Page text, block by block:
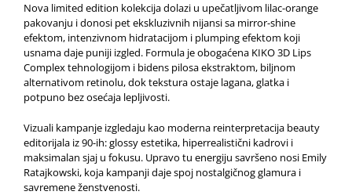
Nova limited edition kolekcija dolazi u upečatljivom lilac-orange
pakovanju i donosi pet ekskluzivnih nijansi sa mirror-shine
efektom, intenzivnom hidratacijom i plumping efektom koji
usnama daje puniji izgled. Formula je obogaćena KIKO 3D Lips
Complex tehnologijom i bidens pilosa ekstraktom, biljnom
alternativom retinolu, dok tekstura ostaje lagana, glatka i
potpuno bez osećaja lepljivosti.
Vizuali kampanje izgledaju kao moderna reinterpretacija beauty
editorijala iz 90-ih: glossy estetika, hiperrealistični kadrovi i
maksimalan sjaj u fokusu. Upravo tu energiju savršeno nosi Emily
Ratajkowski, koja kampanji daje spoj nostalgičnog glamura i
savremene ženstvenosti.